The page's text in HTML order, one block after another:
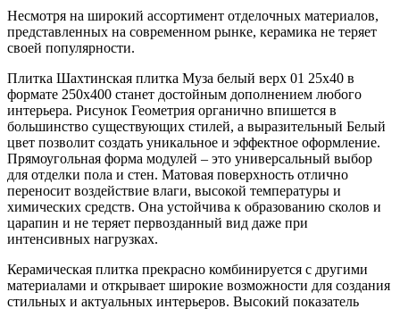
Несмотря на широкий ассортимент отделочных материалов,
представленных на современном рынке, керамика не теряет
своей популярности.
Плитка Шахтинская плитка Муза белый верх 01 25х40 в
формате 250x400 станет достойным дополнением любого
интерьера. Рисунок Геометрия органично впишется в
большинство существующих стилей, а выразительный Белый
цвет позволит создать уникальное и эффектное оформление.
Прямоугольная форма модулей – это универсальный выбор
для отделки пола и стен. Матовая поверхность отлично
переносит воздействие влаги, высокой температуры и
химических средств. Она устойчива к образованию сколов и
царапин и не теряет первозданный вид даже при
интенсивных нагрузках.
Керамическая плитка прекрасно комбинируется с другими
материалами и открывает широкие возможности для создания
стильных и актуальных интерьеров. Высокий показатель